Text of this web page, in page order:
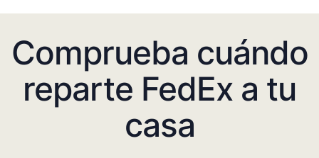
Comprueba cuándo
reparte FedEx a tu
casa